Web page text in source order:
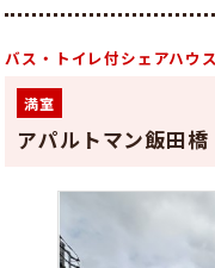
バス・トイレ付シェアハウス
満室
アパルトマン飯田橋